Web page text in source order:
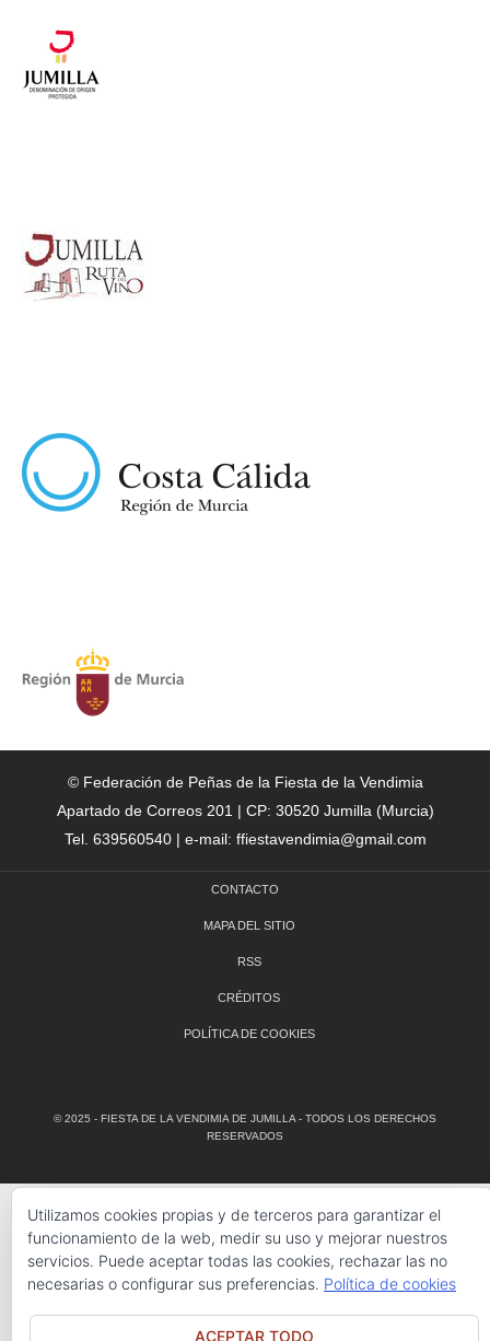
© Federación de Peñas de la Fiesta de la Vendimia
Apartado de Correos 201 | CP: 30520 Jumilla (Murcia)
Tel. 639560540 | e-mail: ffiestavendimia@gmail.com
CONTACTO
MAPA DEL SITIO
RSS
CRÉDITOS
POLÍTICA DE COOKIES
© 2025 - FIESTA DE LA VENDIMIA DE JUMILLA - TODOS LOS DERECHOS
RESERVADOS
Utilizamos cookies propias y de terceros para garantizar el
funcionamiento de la web, medir su uso y mejorar nuestros
servicios. Puede aceptar todas las cookies, rechazar las no
necesarias o configurar sus preferencias. Política de cookies
ACEPTAR TODO